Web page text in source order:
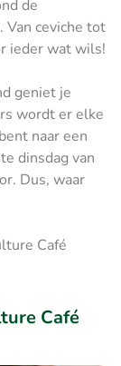
de
Van ceviche tot
ieder wat wils!
geniet je
wordt er elke
naar een
dinsdag van
Dus, waar
Café
Café